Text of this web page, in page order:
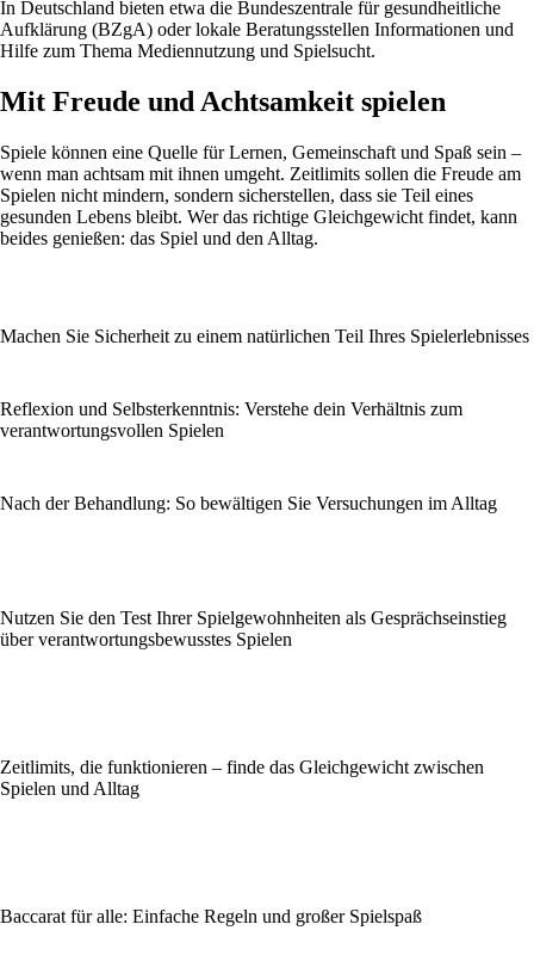
In Deutschland bieten etwa die Bundeszentrale für gesundheitliche
Aufklärung (BZgA) oder lokale Beratungsstellen Informationen und
Hilfe zum Thema Mediennutzung und Spielsucht.
Mit Freude und Achtsamkeit spielen
Spiele können eine Quelle für Lernen, Gemeinschaft und Spaß sein –
wenn man achtsam mit ihnen umgeht. Zeitlimits sollen die Freude am
Spielen nicht mindern, sondern sicherstellen, dass sie Teil eines
gesunden Lebens bleibt. Wer das richtige Gleichgewicht findet, kann
beides genießen: das Spiel und den Alltag.
Machen Sie Sicherheit zu einem natürlichen Teil Ihres Spielerlebnisses
Reflexion und Selbsterkenntnis: Verstehe dein Verhältnis zum
verantwortungsvollen Spielen
Nach der Behandlung: So bewältigen Sie Versuchungen im Alltag
Nutzen Sie den Test Ihrer Spielgewohnheiten als Gesprächseinstieg
über verantwortungsbewusstes Spielen
Zeitlimits, die funktionieren – finde das Gleichgewicht zwischen
Spielen und Alltag
Baccarat für alle: Einfache Regeln und großer Spielspaß